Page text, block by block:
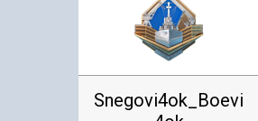
Snegovi4ok_Boevi